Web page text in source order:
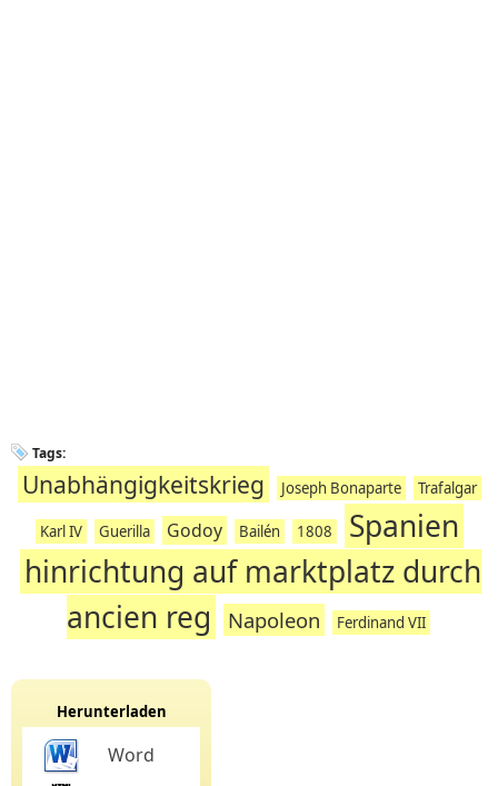
Tags:
Unabhängigkeitskrieg Joseph Bonaparte Trafalgar
Karl IV Guerilla Godoy Bailén 1808
Spanien
hinrichtung auf marktplatz durch
ancien reg
Napoleon Ferdinand VII
Herunterladen
Word